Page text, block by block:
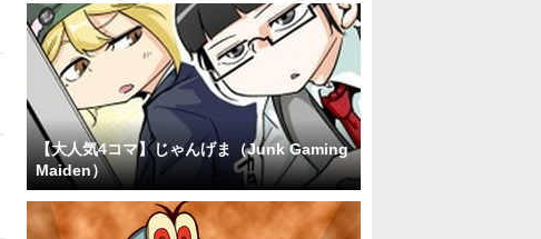
【大人気4コマ】じゃんげま（Junk Gaming
Maiden）